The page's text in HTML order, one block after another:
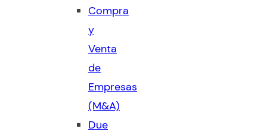
Compra
y
Venta
de
Empresas
(M&A)
Due